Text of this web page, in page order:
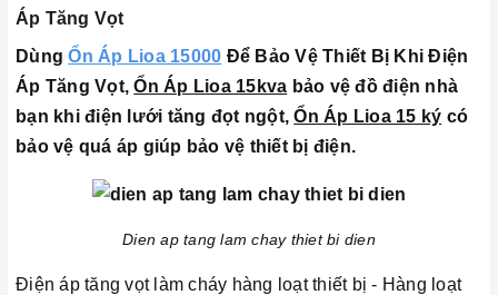
Áp Tăng Vọt
DùngỔn Áp Lioa 15000 Để Bảo Vệ Thiết Bị Khi Điện
Áp Tăng Vọt,Ổn Áp Lioa 15kva bảo vệ đồ điện nhà
bạn khi điện lưới tăng đọt ngột,Ổn Áp Lioa 15 ký có
bảo vệ quá áp giúp bảo vệ thiết bị điện.
Dien ap tang lam chay thiet bi dien
Điện áp tăng vọt làm cháy hàng loạt thiết bị - Hàng loạt